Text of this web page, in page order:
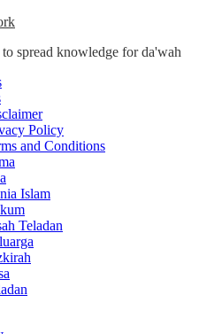
spread knowledge for da'wah
Policy
and Conditions
Islam
Teladan